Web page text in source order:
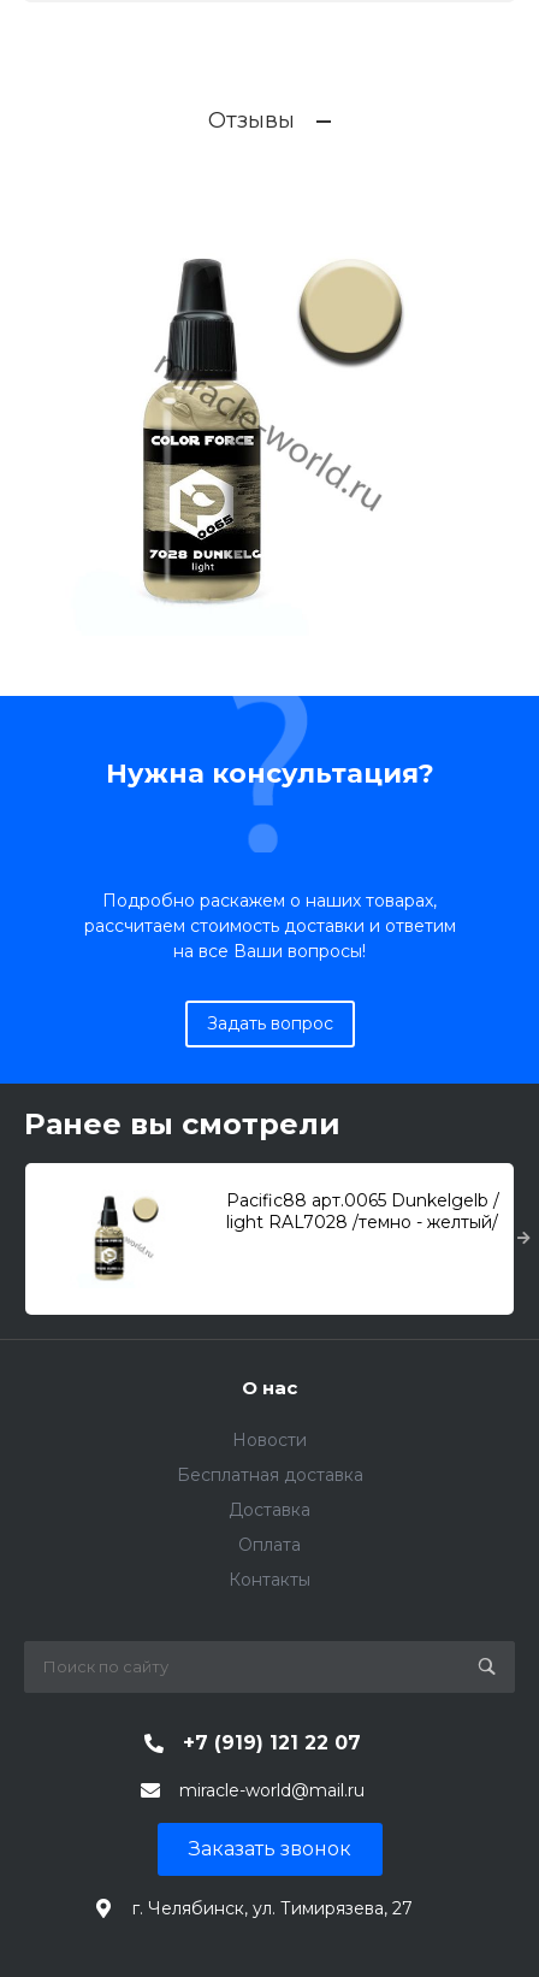
Отзывы
Нужна консультация?
Подробно раскажем о наших товарах,
рассчитаем стоимость доставки и ответим
на все Ваши вопросы!
Задать вопрос
Ранее вы смотрели
Pacific88 арт.0065 Dunkelgelb /
light RAL7028 /темно - желтый/
О нас
Новости
Бесплатная доставка
Доставка
Оплата
Контакты
+7 (919) 121 22 07
miracle-world@mail.ru
Заказать звонок
г. Челябинск, ул. Тимирязева, 27